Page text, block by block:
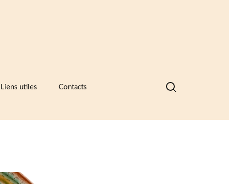
Liens utiles
Associations et principaux musées
céramiques
Contacts
Rechercher :